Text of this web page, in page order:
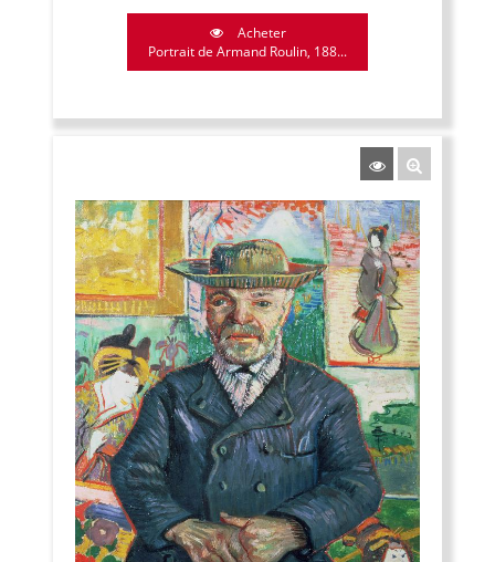
Acheter
Portrait de Armand Roulin, 188...